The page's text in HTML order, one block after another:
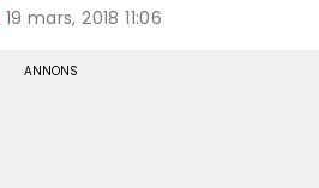
19 mars, 2018 11:06